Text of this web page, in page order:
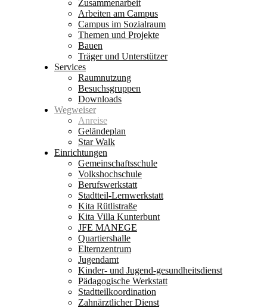
Zusammenarbeit
Arbeiten am Campus
Campus im Sozialraum
Themen und Projekte
Bauen
Träger und Unterstützer
Services
Raumnutzung
Besuchsgruppen
Downloads
Wegweiser
Anreise
Geländeplan
Star Walk
Einrichtungen
Gemeinschaftsschule
Volkshochschule
Berufswerkstatt
Stadtteil-Lernwerkstatt
Kita Rütlistraße
Kita Villa Kunterbunt
JFE MANEGE
Quartiershalle
Elternzentrum
Jugendamt
Kinder- und Jugend-gesundheitsdienst
Pädagogische Werkstatt
Stadtteilkoordination
Zahnärztlicher Dienst